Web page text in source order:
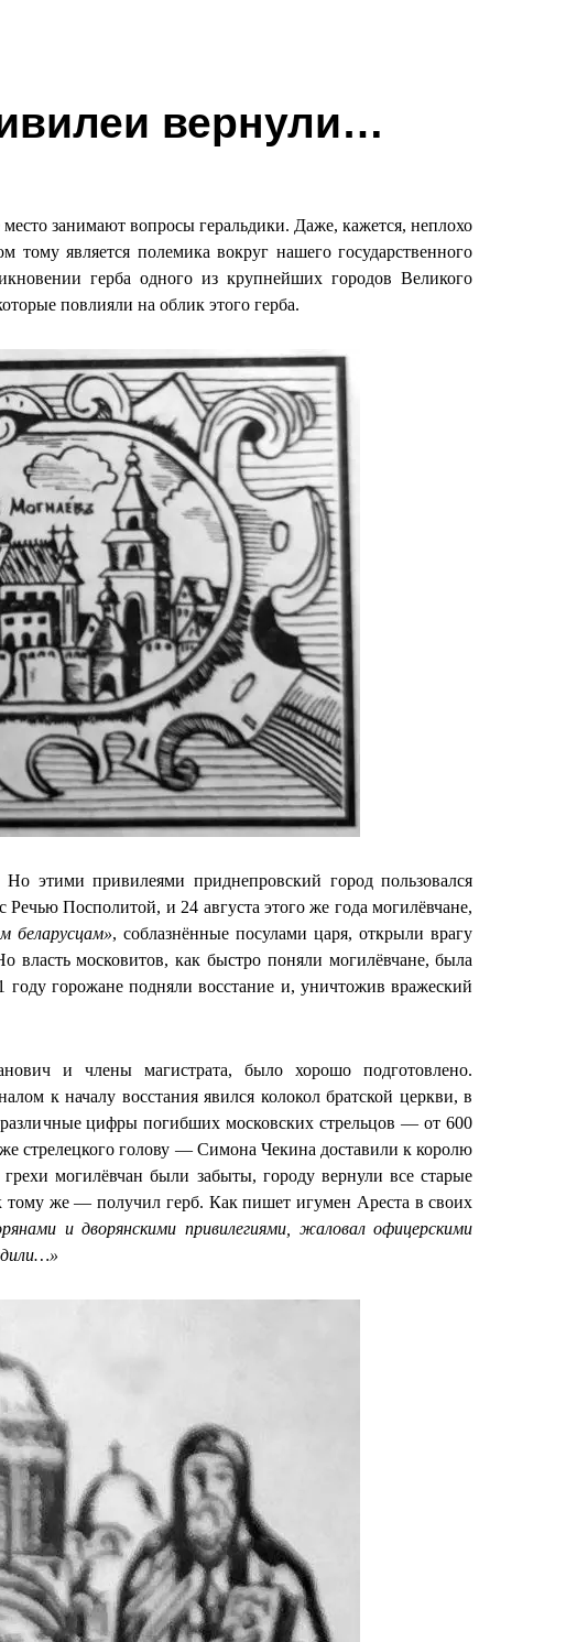
вернули…
занимают вопросы геральдики. Даже, кажется, неплохо
является полемика вокруг нашего государственного
герба одного из крупнейших городов Великого
повлияли на облик этого герба.
этими привилеями приднепровский город пользовался
Посполитой, и 24 августа этого же года могилёвчане,
беларусцам», соблазнённые посулами царя, открыли врагу
московитов, как быстро поняли могилёвчане, была
горожане подняли восстание и, уничтожив вражеский
и члены магистрата, было хорошо подготовлено.
к началу восстания явился колокол братской церкви, в
цифры погибших московских стрельцов — от 600
стрелецкого голову — Симона Чекина доставили к королю
могилёвчан были забыты, городу вернули все старые
же — получил герб. Как пишет игумен Ареста в своих
и дворянскими привилегиями, жаловал офицерскими